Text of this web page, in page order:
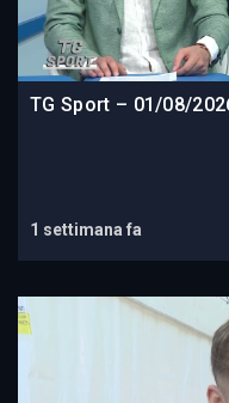
TG Sport – 01/08/
1 settimana fa